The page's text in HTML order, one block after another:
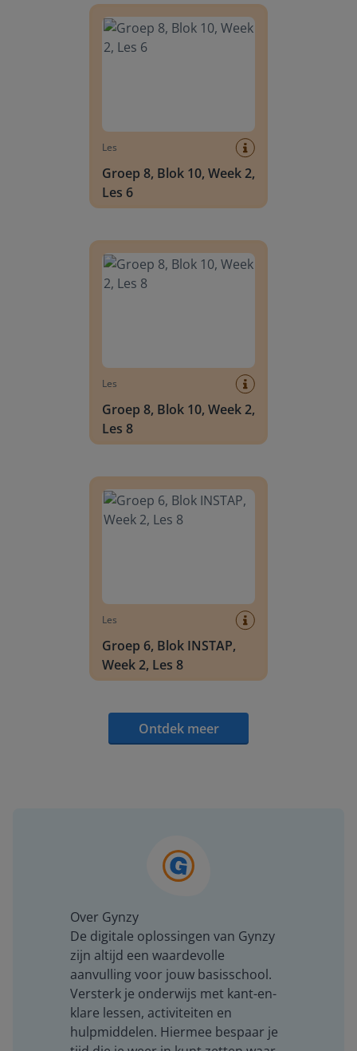
Les
Groep 8, Blok 10, Week 2,
Les 6
Les
Groep 8, Blok 10, Week 2,
Les 8
Les
Groep 6, Blok INSTAP,
Week 2, Les 8
Ontdek meer
Over Gynzy
De digitale oplossingen van Gynzy
zijn altijd een waardevolle
aanvulling voor jouw basisschool.
Versterk je onderwijs met kant-en-
klare lessen, activiteiten en
hulpmiddelen. Hiermee bespaar je